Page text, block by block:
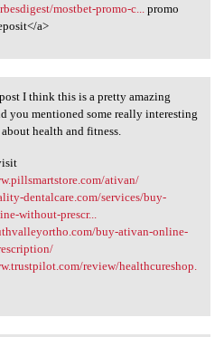
mostbet-promo-c...
promo
a>
I think this
I think this is a pretty amazing
you mentioned some really interesting
health and fitness.
ativan/
dentalcare.com/services/buy-
without-prescr...
buy-ativan-online-
review/healthcureshop.